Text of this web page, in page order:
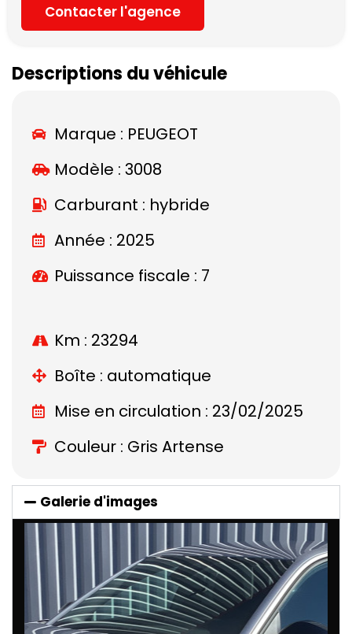
Contacter l'agence
Descriptions du véhicule
Marque : PEUGEOT
Modèle : 3008
Carburant : hybride
Année : 2025
Puissance fiscale : 7
Km : 23294
Boîte : automatique
Mise en circulation : 23/02/2025
Couleur : Gris Artense
Galerie d'images